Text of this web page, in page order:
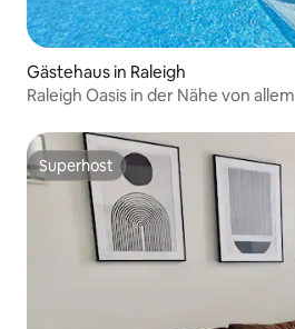
Gästehaus in Raleigh
Raleigh Oasis in der Nähe von allem
Superhost
Superhost